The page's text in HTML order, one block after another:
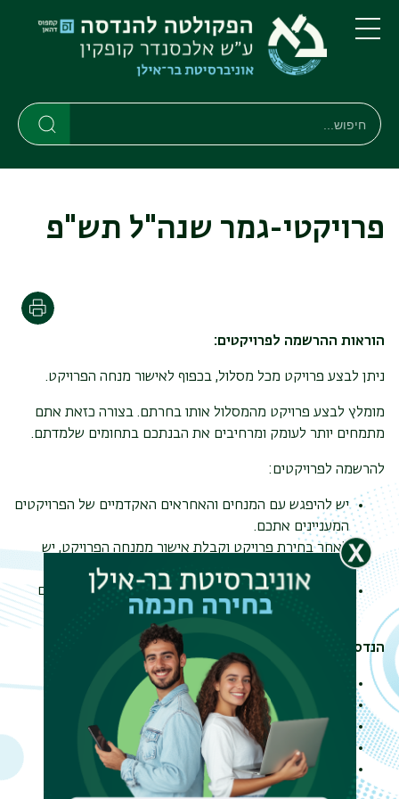
דילוג
לתוכן
העיקרי
דילוג
לתפריט
ניווט
ראשי
תפריט
חיפוש
חיפוש
פרויקטי-גמר שנה"ל תש"פ
הוראות ההרשמה לפרויקטים:
ניתן לבצע פרויקט מכל מסלול, בכפוף לאישור מנחה הפרויקט.
מומלץ לבצע פרויקט מהמסלול אותו בחרתם. בצורה כזאת אתם
מתמחים יותר לעומק ומרחיבים את הבנתכם בתחומים שלמדתם.
להרשמה לפרויקטים:
יש להיפגש עם המנחים והאחראים האקדמיים של הפרויקטים
המעניינים אתכם.
לאחר בחירת פרויקט וקבלת אישור ממנחה הפרויקט, יש
למלא את פרטי הפרויקט בקישורזה.
שימו לב, הרשמתכם סופית רק לאחר שראיתם את שמכם
ברשימת הפרויקטים המאוישים המופיעה
הנדסת חשמל
המעבדה לעיבוד אותות
המעבדה לתקשורת
המעבדה לאלקטרואופטיקה
המעבדה לביו-הנדסה
המעבדה לננו-אלקטרוניקה